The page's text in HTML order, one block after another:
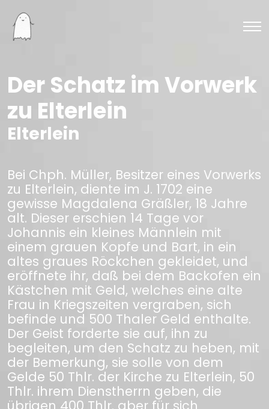
Der Schatz im Vorwerk
zu Elterlein
Elterlein
Bei Chph. Müller, Besitzer eines Vorwerks
zu Elterlein, diente im J. 1702 eine
gewisse Magdalena Gräßler, 18 Jahre
alt. Dieser erschien 14 Tage vor
Johannis ein kleines Männlein mit
einem grauen Kopfe und Bart, in ein
altes graues Röckchen gekleidet, und
eröffnete ihr, daß bei dem Backofen ein
Kästchen mit Geld, welches eine alte
Frau in Kriegszeiten vergraben, sich
befinde und 500 Thaler Geld enthalte.
Der Geist forderte sie auf, ihn zu
begleiten, um den Schatz zu heben, mit
der Bemerkung, sie solle von dem
Gelde 50 Thlr. der Kirche zu Elterlein, 50
Thlr. ihrem Dienstherrn geben, die